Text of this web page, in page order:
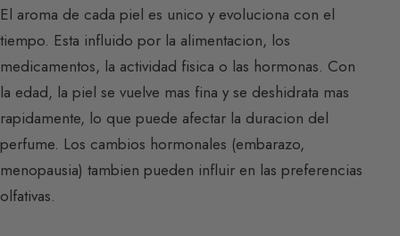
El aroma de cada piel es unico y evoluciona con el
tiempo. Esta influido por la alimentacion, los
medicamentos, la actividad fisica o las hormonas. Con
la edad, la piel se vuelve mas fina y se deshidrata mas
rapidamente, lo que puede afectar la duracion del
perfume. Los cambios hormonales (embarazo,
menopausia) tambien pueden influir en las preferencias
olfativas.